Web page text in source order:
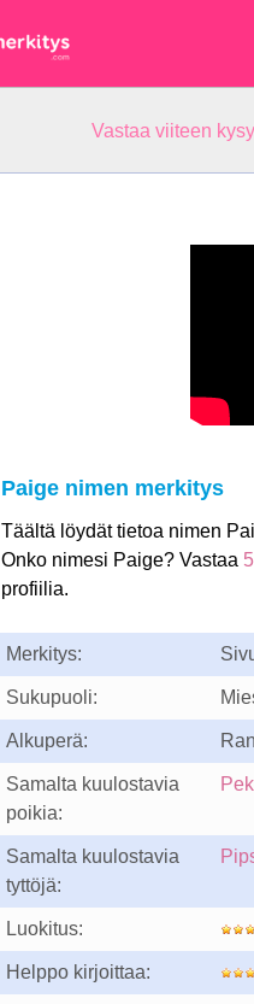
Vastaa viiteen
Paige nimen merkitys
Täältä löydät tietoa nimen
Onko nimesi Paige? Vastaa
profiilia.
Merkitys:
Sukupuoli:
Alkuperä:
Samalta kuulostavia
poikia:
Samalta kuulostavia
tyttöjä:
Luokitus:
Helppo kirjoittaa: